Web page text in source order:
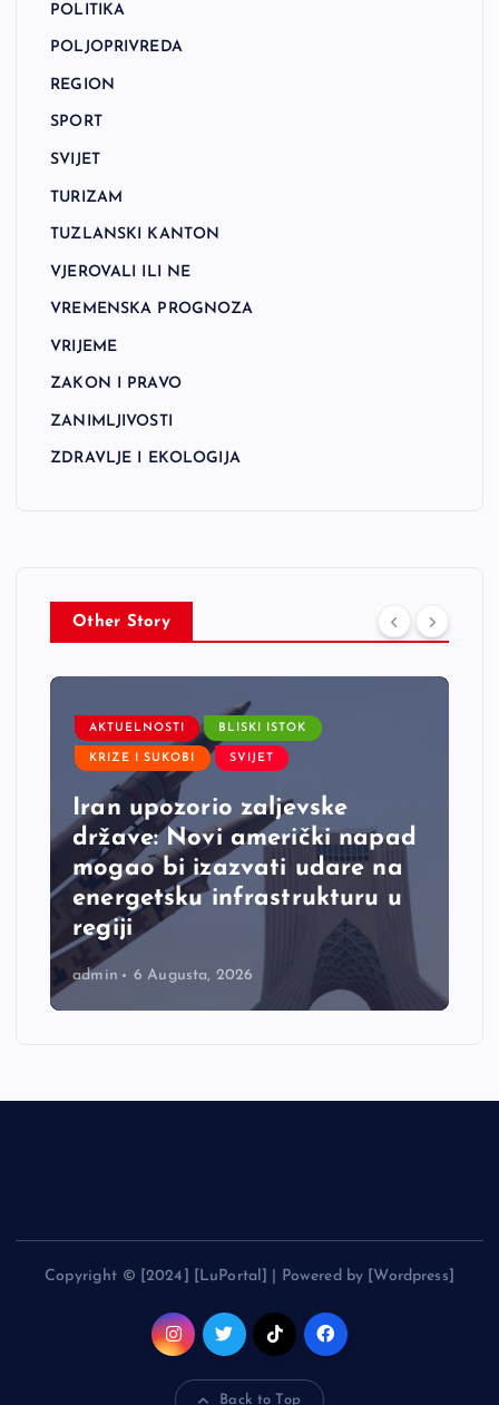
POLITIKA
POLJOPRIVREDA
REGION
SPORT
SVIJET
TURIZAM
TUZLANSKI KANTON
VJEROVALI ILI NE
VREMENSKA PROGNOZA
VRIJEME
ZAKON I PRAVO
ZANIMLJIVOSTI
ZDRAVLJE I EKOLOGIJA
Other Story
AKTUELNOSTI BLISKI ISTOK
KRIZE I SUKOBI SVIJET
Iran upozorio zaljevske
države: Novi američki napad
mogao bi izazvati udare na
energetsku infrastrukturu u
regiji
admin 6 Augusta, 2026
Copyright © [2024] [LuPortal] | Powered by [Wordpress]
Back to Top